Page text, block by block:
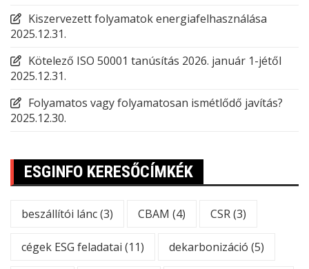
Kiszervezett folyamatok energiafelhasználása
2025.12.31.
Kötelező ISO 50001 tanúsítás 2026. január 1-jétől
2025.12.31.
Folyamatos vagy folyamatosan ismétlődő javítás?
2025.12.30.
ESGINFO KERESŐCÍMKÉK
beszállítói lánc(3) CBAM (4) CSR(3)
cégek ESG feladatai (11) dekarbonizáció (5)